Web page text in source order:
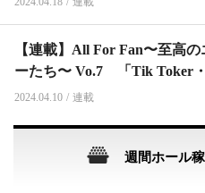
【連載】All For Fan〜至高
ーたち〜 Vo.7 「Tik Toker・
2024.04.10 / 連載
週間ホール